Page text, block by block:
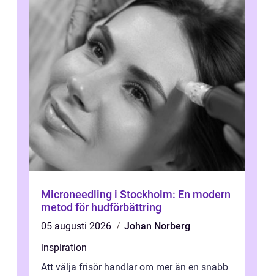
Microneedling i Stockholm: En modern
metod för hudförbättring
05 augusti 2026
Johan Norberg
inspiration
Att välja frisör handlar om mer än en snabb